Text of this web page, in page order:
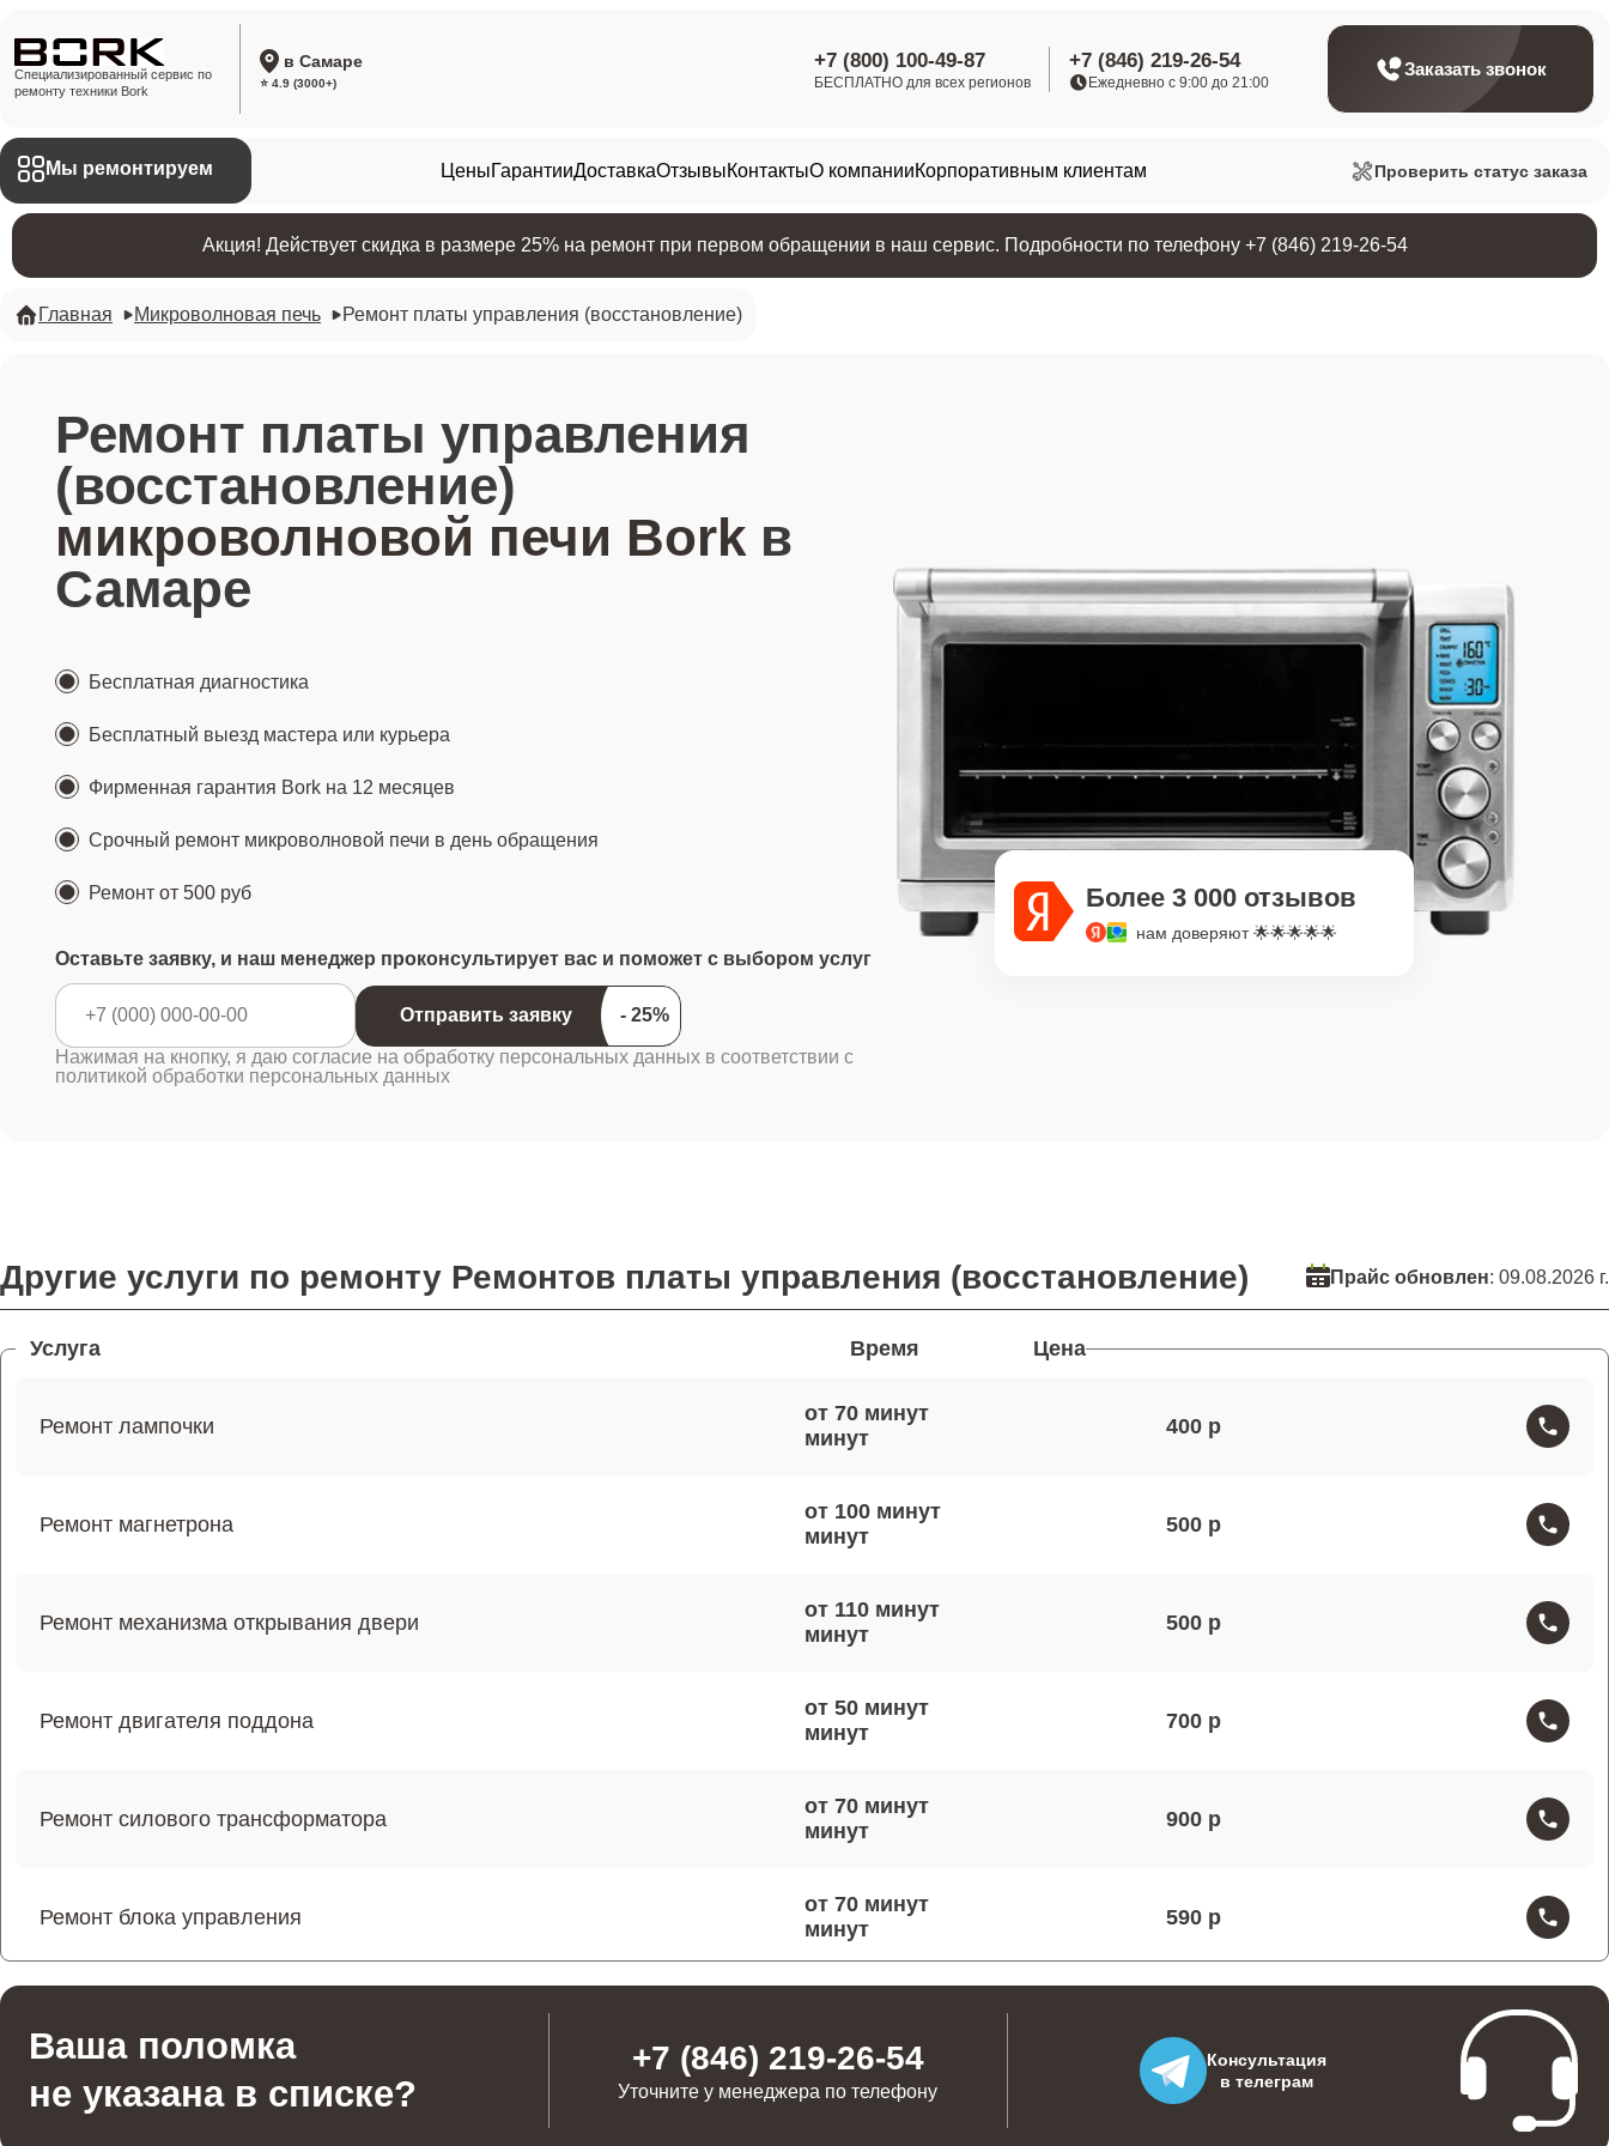
Специализированный сервис по
ремонту техники Bork
в Самаре
⭐ 4.9 (3000+)
+7 (800) 100-49-87
БЕСПЛАТНО для всех регионов
+7 (846) 219-26-54
Ежедневно с 9:00 до 21:00
Заказать звонок
Мы ремонтируем ЦеныГарантииДоставкаОтзывыКонтактыО компанииКорпоративным клиентам Проверить статус заказа
Акция! Действует скидка в размере 25% на ремонт при первом обращении в наш сервис. Подробности по телефону +7 (846) 219-26-54
Главная Микроволновая печь Ремонт платы управления (восстановление)
Ремонт платы управления
(восстановление)
микроволновой печи Bork в
Самаре
Бесплатная диагностика
Бесплатный выезд мастера или курьера
Фирменная гарантия Bork на 12 месяцев
Срочный ремонт микроволновой печи в день обращения
Ремонт от 500 руб
Оставьте заявку, и наш менеджер проконсультирует вас и поможет с выбором услуг
Отправить заявку
Нажимая на кнопку, я даю согласие на обработку персональных данных в соответствии с
политикой обработки персональных данных
Более 3 000 отзывов
нам доверяют 🌟🌟🌟🌟🌟
Другие услуги по ремонту Ремонтов платы управления (восстановление) Прайс обновлен: 09.08.2026 г.
Услуга Время Цена
Ремонт лампочки
от 70 минут
400
Ремонт магнетрона
от 100 минут
500
Ремонт механизма открывания двери
от 110 минут
500
Ремонт двигателя поддона
от 50 минут
700
Ремонт силового трансформатора
от 70 минут
900
Ремонт блока управления
от 70 минут
590
Ремонт волновода
от 110 минут
Ваша поломка
не указана в списке?
+7 (846) 219-26-54
Уточните у менеджера по телефону
Консультация
в телеграм